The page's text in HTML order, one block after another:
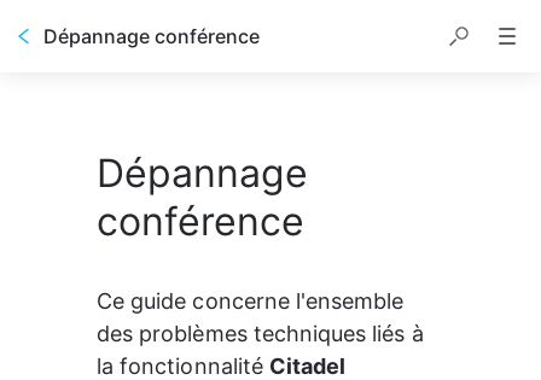
Dépannage conférence
Dépannage
conférence
Ce guide concerne l'ensemble
des problèmes techniques liés à
la fonctionnalité Citadel